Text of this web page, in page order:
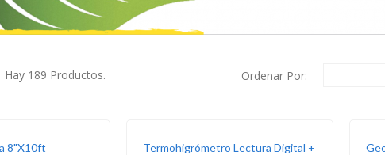
Hay 189 Productos. Ordenar Por:
8"X10ft
Termohigrómetro Lectura Digital +